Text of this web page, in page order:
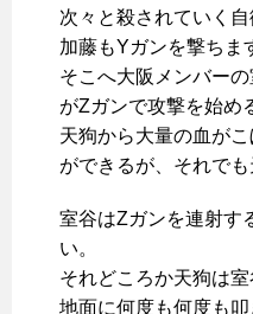
次々と殺されていく自
加藤もYガンを撃ちま
そこへ大阪メンバー
がZガンで攻撃を始め
天狗から大量の血が
ができるが、それでも
室谷はZガンを連射す
い。
それどころか天狗は室
地面に何度も何度も叩